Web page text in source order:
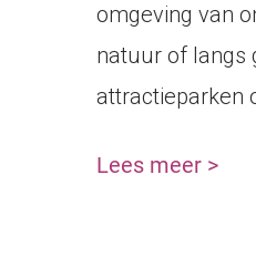
omgeving van
natuur of langs
attractieparken
Lees meer >